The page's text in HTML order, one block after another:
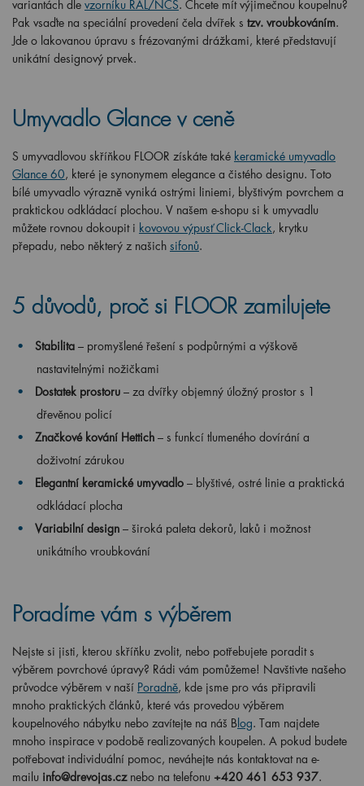
variantách dle vzorníku RAL/NCS. Chcete mít výjimečnou koupelnu?
Pak vsaďte na speciální provedení čela dvířek s tzv. vroubkováním.
Jde o lakovanou úpravu s frézovanými drážkami, které představují
unikátní designový prvek.
Umyvadlo Glance v ceně
S umyvadlovou skříňkou FLOOR získáte také keramické umyvadlo
Glance 60, které je synonymem elegance a čistého designu. Toto
bílé umyvadlo výrazně vyniká ostrými liniemi, blyštivým povrchem a
praktickou odkládací plochou. V našem e-shopu si k umyvadlu
můžete rovnou dokoupit i kovovou výpusť Click-Clack, krytku
přepadu, nebo některý z našich sifonů.
5 důvodů, proč si FLOOR zamilujete
Stabilita – promyšlené řešení s podpůrnými a výškově
nastavitelnými nožičkami
Dostatek prostoru – za dvířky objemný úložný prostor s 1
dřevěnou policí
Značkové kování Hettich – s funkcí tlumeného dovírání a
doživotní zárukou
Elegantní keramické umyvadlo – blyštivé, ostré linie a praktická
odkládací plocha
Variabilní design – široká paleta dekorů, laků i možnost
unikátního vroubkování
Poradíme vám s výběrem
Nejste si jisti, kterou skříňku zvolit, nebo potřebujete poradit s
výběrem povrchové úpravy? Rádi vám pomůžeme! Navštivte našeho
průvodce výběrem v naší Poradně, kde jsme pro vás připravili
mnoho praktických článků, které vás provedou výběrem
koupelnového nábytku nebo zavítejte na náš Blog. Tam najdete
mnoho inspirace v podobě realizovaných koupelen. A pokud budete
potřebovat individuální pomoc, neváhejte nás kontaktovat na e-
mailu info@drevojas.cz nebo na telefonu +420 461 653 937.